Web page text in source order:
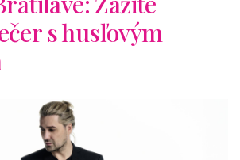
s husľovým